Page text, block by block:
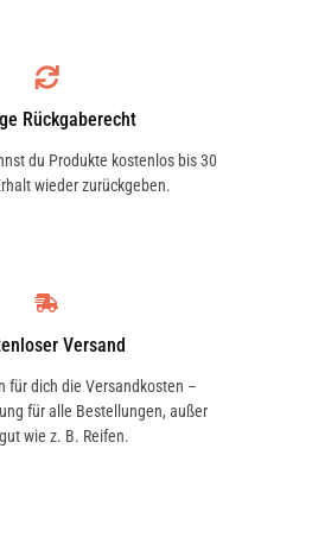
Rückgaberecht
du Produkte kostenlos bis 30
wieder zurückgeben.
Versand
für dich die Versandkosten –
für alle Bestellungen, außer
wie z. B. Reifen.